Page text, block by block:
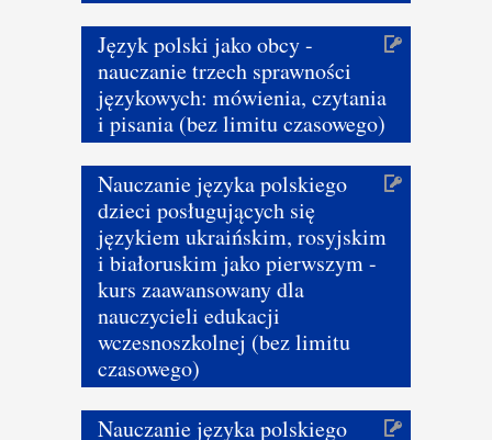
Język polski jako obcy -
nauczanie trzech sprawności
językowych: mówienia, czytania
i pisania (bez limitu czasowego)
Nauczanie języka polskiego
dzieci posługujących się
językiem ukraińskim, rosyjskim
i białoruskim jako pierwszym -
kurs zaawansowany dla
nauczycieli edukacji
wczesnoszkolnej (bez limitu
czasowego)
Nauczanie języka polskiego